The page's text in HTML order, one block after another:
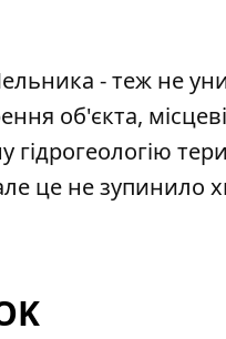
- теж не
об'єкта,
це не зупинило